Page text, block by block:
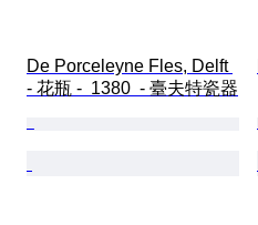
De Porceleyne Fles, Delft
- 花瓶 -  1380  - 臺夫特瓷器